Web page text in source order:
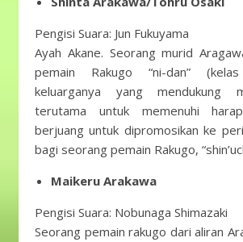
Pengisi Suara: Jun Fukuyama
Ayah Akane. Seorang murid
pemain Rakugo “ni-dan”
keluarganya yang mendukung
terutama untuk memenuhi
berjuang untuk dipromosikan ke
bagi seorang pemain Rakugo,
Maikeru Arakawa
Pengisi Suara: Nobunaga Shimazaki
Seorang pemain rakugo dari aliran